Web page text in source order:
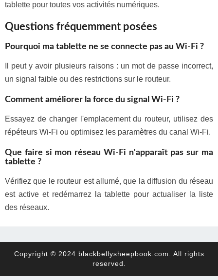
tablette pour toutes vos activités numériques.
Questions fréquemment posées
Pourquoi ma tablette ne se connecte pas au Wi-Fi ?
Il peut y avoir plusieurs raisons : un mot de passe incorrect,
un signal faible ou des restrictions sur le routeur.
Comment améliorer la force du signal Wi-Fi ?
Essayez de changer l'emplacement du routeur, utilisez des
répéteurs Wi-Fi ou optimisez les paramètres du canal Wi-Fi.
Que faire si mon réseau Wi-Fi n'apparaît pas sur ma
tablette ?
Vérifiez que le routeur est allumé, que la diffusion du réseau
est active et redémarrez la tablette pour actualiser la liste
des réseaux.
Copyright © 2024 blackbellysheepbook.com. All rights
reserved.